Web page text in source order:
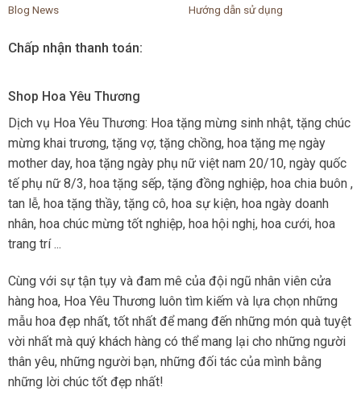
Blog News Hướng dẫn sử dụng
Chấp nhận thanh toán:
Shop Hoa Yêu Thương
Dịch vụ Hoa Yêu Thương: Hoa tặng mừng sinh nhật, tặng chúc
mừng khai trương, tặng vợ, tặng chồng, hoa tặng mẹ ngày
mother day, hoa tặng ngày phụ nữ việt nam 20/10, ngày quốc
tế phụ nữ 8/3, hoa tặng sếp, tặng đồng nghiệp, hoa chia buôn ,
tan lễ, hoa tặng thầy, tặng cô, hoa sự kiện, hoa ngày doanh
nhân, hoa chúc mừng tốt nghiệp, hoa hội nghị, hoa cưới, hoa
trang trí ...
Cùng với sự tận tụy và đam mê của đội ngũ nhân viên cửa
hàng hoa, Hoa Yêu Thương luôn tìm kiếm và lựa chọn những
mẫu hoa đẹp nhất, tốt nhất để mang đến những món quà tuyệt
vời nhất mà quý khách hàng có thể mang lại cho những người
thân yêu, những người bạn, những đối tác của mình bằng
những lời chúc tốt đẹp nhất!